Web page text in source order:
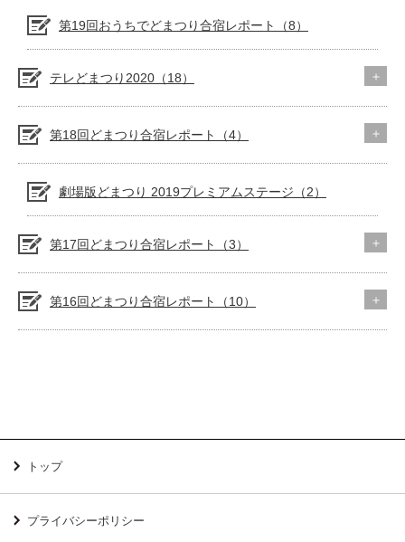
第19回おうちでどまつり合宿レポート（8）
テレどまつり2020（18）
第18回どまつり合宿レポート（4）
劇場版どまつり 2019プレミアムステージ（2）
第17回どまつり合宿レポート（3）
第16回どまつり合宿レポート（10）
トップ
プライバシーポリシー